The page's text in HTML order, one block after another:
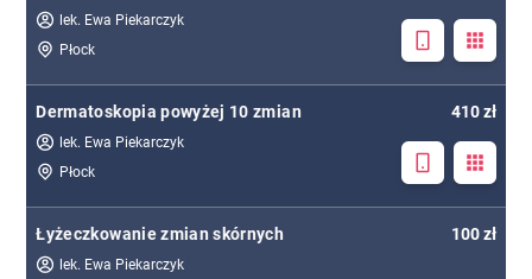
lek. Ewa Piekarczyk
Płock
Dermatoskopia powyżej 10 zmian 410 zł
lek. Ewa Piekarczyk
Płock
Łyżeczkowanie zmian skórnych 100 zł
lek. Ewa Piekarczyk